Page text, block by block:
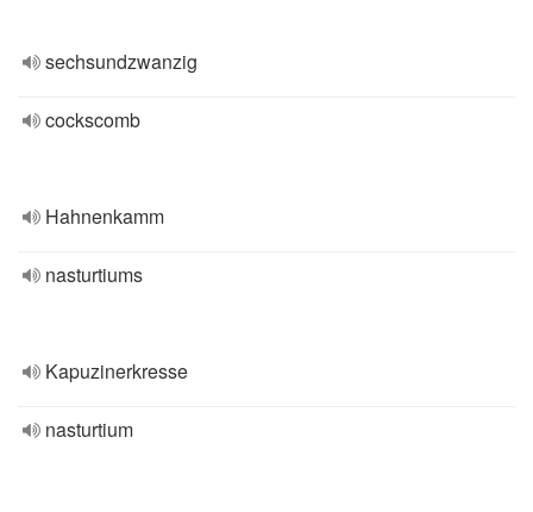
sechsundzwanzig
cockscomb
Hahnenkamm
nasturtiums
Kapuzinerkresse
nasturtium